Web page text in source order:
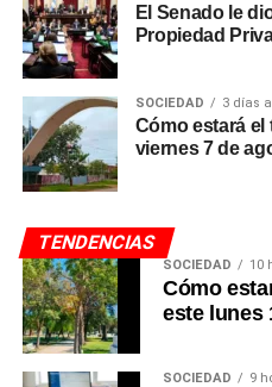
El Senado le
Propiedad
SOCIEDAD 3 días
Cómo estará el
viernes 7 de
TENDENCIAS
SOCIEDAD 10
Cómo
este lunes
SOCIEDAD 9